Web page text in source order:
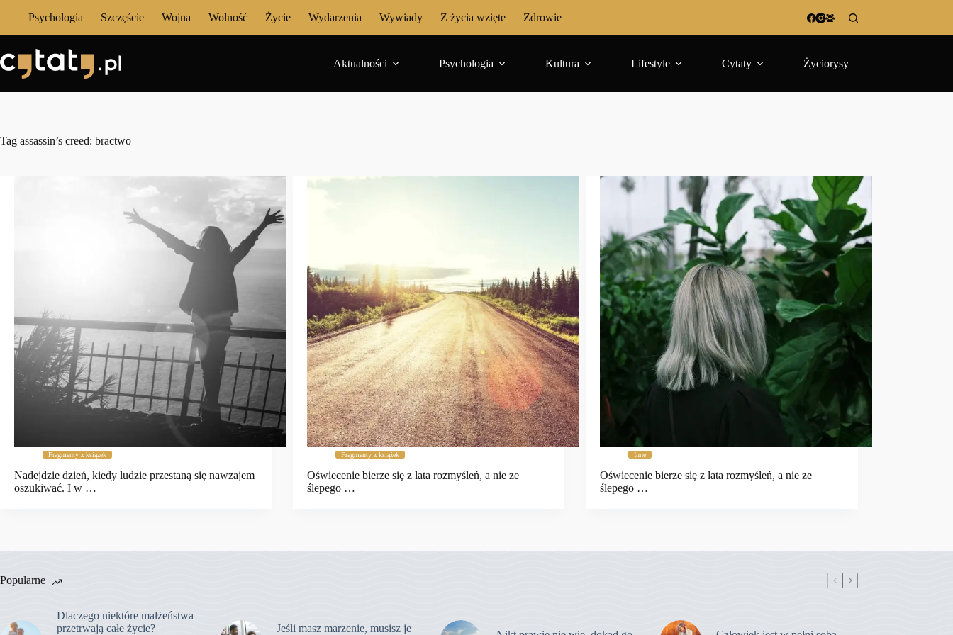
Psychologia Szczęście Wojna Wolność Życie Wydarzenia Wywiady Z życia wzięte Zdrowie
Aktualności Psychologia Kultura Lifestyle Cytaty Życiorysy
Tag assassin’s creed: bractwo
Fragmenty z książek
Nadejdzie dzień, kiedy ludzie przestaną się nawzajem
oszukiwać. I w …
Fragmenty z książek
Oświecenie bierze się z lata rozmyśleń, a nie ze
ślepego …
Inne
Oświecenie bierze się z lata rozmyśleń, a nie ze
ślepego …
Popularne
Dlaczego niektóre małżeństwa
przetrwają całe życie?
Jeśli masz marzenie, musisz je